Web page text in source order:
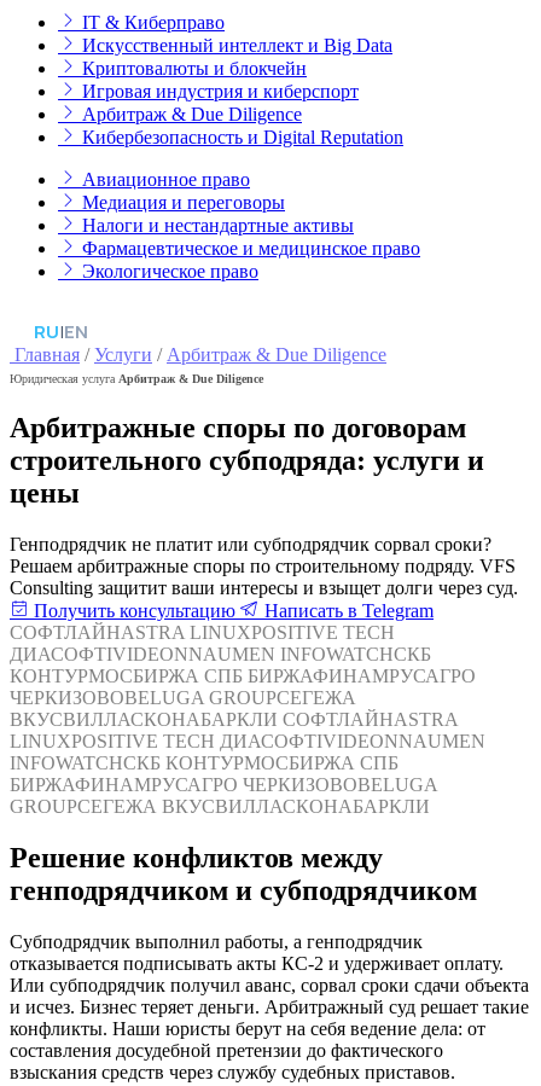
IT & Киберправо
Искусственный интеллект и Big Data
Криптовалюты и блокчейн
Игровая индустрия и киберспорт
Арбитраж & Due Diligence
Кибербезопасность и Digital Reputation
Авиационное право
Медиация и переговоры
Налоги и нестандартные активы
Фармацевтическое и медицинское право
Экологическое право
RU|EN
Главная /Услуги /Арбитраж & Due Diligence
Юридическая услуга Арбитраж & Due Diligence
Арбитражные споры по договорам
строительного субподряда: услуги и
цены
Генподрядчик не платит или субподрядчик сорвал сроки?
Решаем арбитражные споры по строительному подряду. VFS
Consulting защитит ваши интересы и взыщет долги через суд.
Получить консультацию
Написать в Telegram
СОФТЛАЙНASTRA LINUXPOSITIVE TECH
ДИАСОФТIVIDEONNAUMEN INFOWATCHСКБ
КОНТУРМОСБИРЖА СПБ БИРЖАФИНАМРУСАГРО
ЧЕРКИЗОВОBELUGA GROUPСЕГЕЖА
ВКУСВИЛЛАСКОНАБАРКЛИ СОФТЛАЙНASTRA
LINUXPOSITIVE TECH ДИАСОФТIVIDEONNAUMEN
INFOWATCHСКБ КОНТУРМОСБИРЖА СПБ
БИРЖАФИНАМРУСАГРО ЧЕРКИЗОВОBELUGA
GROUPСЕГЕЖА ВКУСВИЛЛАСКОНАБАРКЛИ
Решение конфликтов между
генподрядчиком и субподрядчиком
Субподрядчик выполнил работы, а генподрядчик
отказывается подписывать акты КС-2 и удерживает оплату.
Или субподрядчик получил аванс, сорвал сроки сдачи объекта
и исчез. Бизнес теряет деньги. Арбитражный суд решает такие
конфликты. Наши юристы берут на себя ведение дела: от
составления досудебной претензии до фактического
взыскания средств через службу судебных приставов.